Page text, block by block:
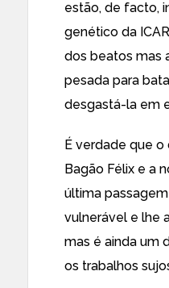
estão, de facto,
genético da
dos beatos mas
pesada para
desgastá-la em
É verdade que
Bagão Félix e a
última
vulnerável e lhe
mas é ainda um
os trabalhos